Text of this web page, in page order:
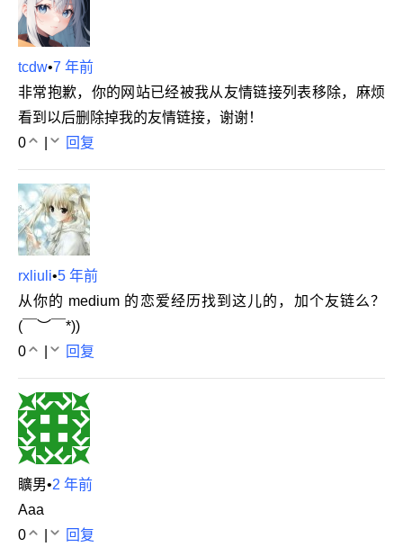
tcdw•7 年前
非常抱歉，你的网站已经被我从友情链接列表移除，麻烦
看到以后删除掉我的友情链接，谢谢！
0
回复
rxliuli•5 年前
从你的 medium 的恋爱经历找到这儿的，加个友链么？
(￣︶￣*))
0
回复
矌男•2 年前
Aaa
0
回复